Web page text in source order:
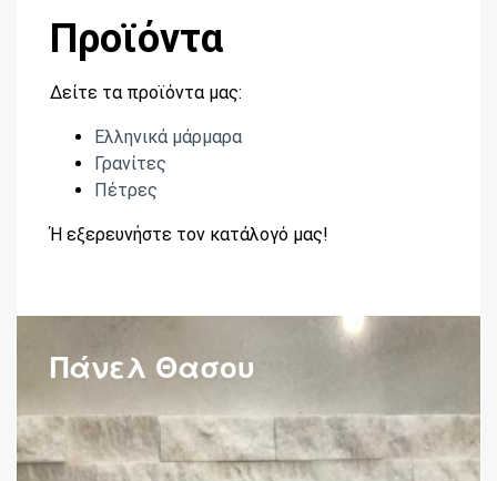
Προϊόντα
Δείτε τα προϊόντα μας:
Ελληνικά μάρμαρα
Γρανίτες
Πέτρες
Ή εξερευνήστε τον κατάλογό μας!
Πάνελ Θασου